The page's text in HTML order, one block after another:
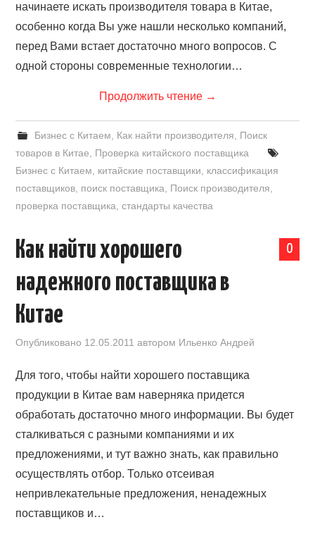
начинаете искать производителя товара в Китае,
особенно когда Вы уже нашли несколько компаний,
перед Вами встает достаточно много вопросов. С
одной стороны современные технологии…
Продолжить чтение →
Бизнес с Китаем Как найти производителя
Поиск
товаров в Китае
Проверка китайского поставщика
Бизнес с Китаем
китайские поставщики
классификация
поставщиков поиск поставщика Поиск производителя
проверка поставщика ,стандарты качества
0
Как найти хорошего
надежного поставщика в
Китае
Опубликовано 12.05.2011 автором Ильенко Андрей
Для того, чтобы найти хорошего поставщика
продукции в Китае вам наверняка придется
обработать достаточно много информации. Вы будет
сталкиваться с разными компаниями и их
предложениями, и тут важно знать, как правильно
осуществлять отбор. Только отсеивая
непривлекательные предложения, ненадежных
поставщиков и…